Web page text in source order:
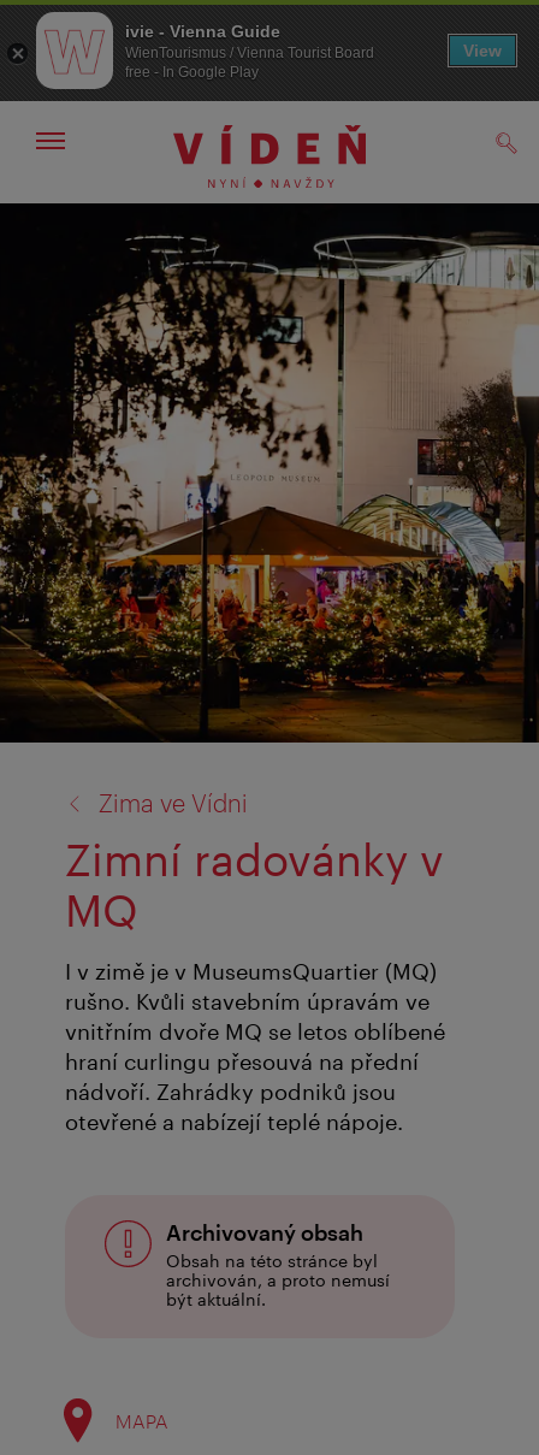
Přejít
Přejít
Zobrazit/skrýt
Zima ve Vídni
Zimní radovánky v
MQ
I v zimě je v MuseumsQuartier (MQ)
rušno. Kvůli stavebním úpravám ve
vnitřním dvoře MQ se letos oblíbené
hraní curlingu přesouvá na přední
nádvoří. Zahrádky podniků jsou
otevřené a nabízejí teplé nápoje.
Archivovaný obsah
Obsah na této stránce byl
archivován, a proto nemusí
být aktuální.
MAPA
ivie - Vienna Guide
WienTourismus / Vienna Tourist Board
free - In Google Play
View